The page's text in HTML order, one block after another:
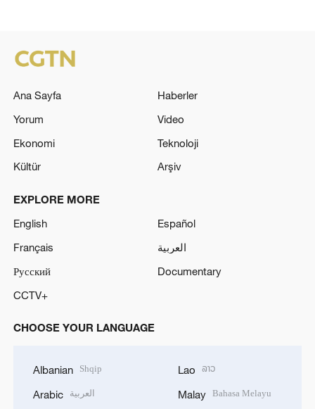
Ana Sayfa
Haberler
Yorum
Video
Ekonomi
Teknoloji
Kültür
Arşiv
EXPLORE MORE
English
Español
Français
العربية
Русский
Documentary
CCTV+
CHOOSE YOUR LANGUAGE
Albanian Shqip
Arabic العربية
Lao ລາວ
Malay Bahasa Melayu